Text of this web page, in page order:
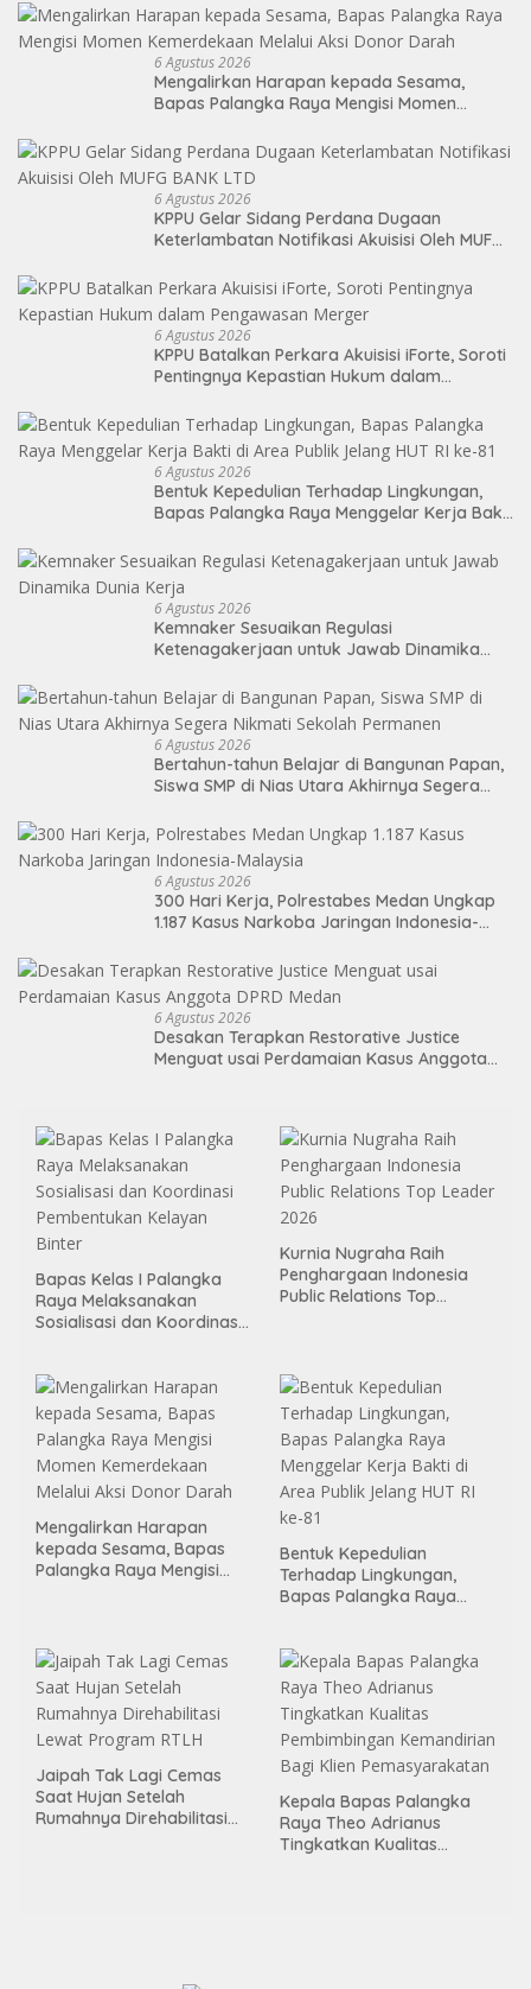
6 Agustus 2026
Mengalirkan Harapan kepada Sesama,
Bapas Palangka Raya Mengisi Momen
6 Agustus 2026
KPPU Gelar Sidang Perdana Dugaan
Keterlambatan Notifikasi Akuisisi Oleh MUFG
6 Agustus 2026
KPPU Batalkan Perkara Akuisisi iForte, Soroti
Pentingnya Kepastian Hukum dalam
6 Agustus 2026
Bentuk Kepedulian Terhadap Lingkungan,
Bapas Palangka Raya Menggelar Kerja Bakti
6 Agustus 2026
Kemnaker Sesuaikan Regulasi
Ketenagakerjaan untuk Jawab Dinamika
6 Agustus 2026
Bertahun-tahun Belajar di Bangunan Papan,
Siswa SMP di Nias Utara Akhirnya Segera
6 Agustus 2026
300 Hari Kerja, Polrestabes Medan Ungkap
1.187 Kasus Narkoba Jaringan Indonesia-
6 Agustus 2026
Desakan Terapkan Restorative Justice
Menguat usai Perdamaian Kasus Anggota
Bapas Kelas I Palangka
Raya Melaksanakan
Sosialisasi dan Koordinasi
Kurnia Nugraha Raih
Penghargaan Indonesia
Public Relations Top
Mengalirkan Harapan
kepada Sesama, Bapas
Palangka Raya Mengisi
Bentuk Kepedulian
Terhadap Lingkungan,
Bapas Palangka Raya
ke-81
Jaipah Tak Lagi Cemas
Saat Hujan Setelah
Rumahnya Direhabilitasi
Kepala Bapas Palangka
Raya Theo Adrianus
Tingkatkan Kualitas